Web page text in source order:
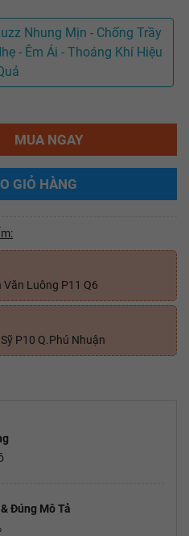
Nhung Mịn - Chống Trầy
- Êm Ái - Thoáng Khí Hiệu
MUA NGAY
GIỎ HÀNG
Luông P11 Q6
P10 Q.Phú Nhuận
Đúng Mô Tả